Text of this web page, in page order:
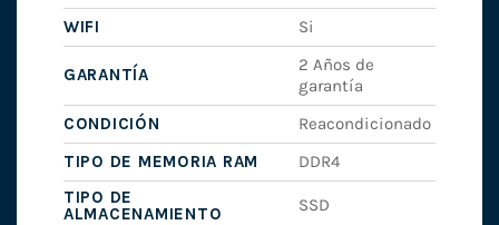
WIFI
Si
GARANTÍA
2 Años de
garantía
CONDICIÓN
Reacondicionado
TIPO DE MEMORIA RAM
DDR4
TIPO DE
ALMACENAMIENTO
SSD